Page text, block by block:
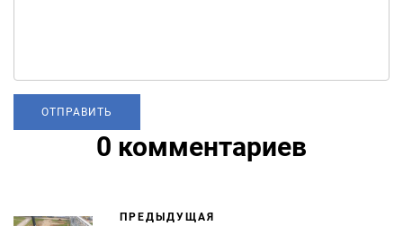
0 комментариев
ПРЕДЫДУЩАЯ